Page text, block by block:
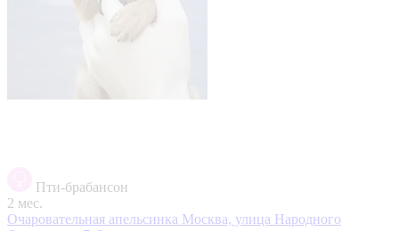
Пти-брабансон
2 мес.
Очаровательная апельсинка Москва, улица Народного